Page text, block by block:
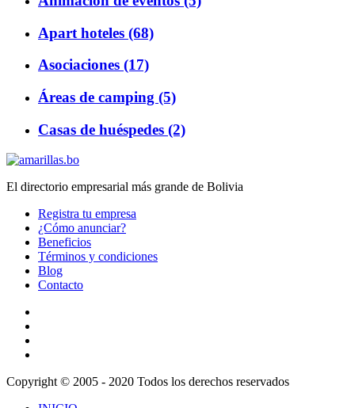
Apart hoteles (68)
Asociaciones (17)
Áreas de camping (5)
Casas de huéspedes (2)
El directorio empresarial más grande de Bolivia
Registra tu empresa
¿Cómo anunciar?
Beneficios
Términos y condiciones
Blog
Contacto
Copyright © 2005 - 2020 Todos los derechos reservados